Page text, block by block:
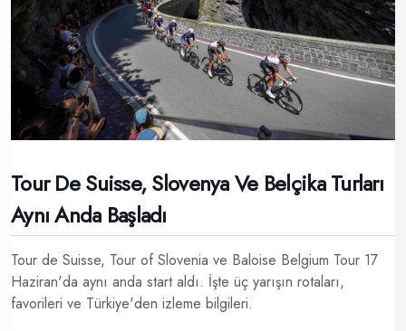
Tour De Suisse, Slovenya Ve Belçika Turları
Aynı Anda Başladı
Tour de Suisse, Tour of Slovenia ve Baloise Belgium Tour 17
Haziran'da aynı anda start aldı. İşte üç yarışın rotaları,
favorileri ve Türkiye'den izleme bilgileri.